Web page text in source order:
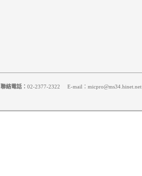
聯絡電話： 02-2377-2322 E-mail：micpro@ms34.hinet.net